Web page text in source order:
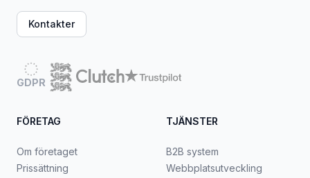
Kontakter
GDPR
FÖRETAG
Om företaget
Prissättning
TJÄNSTER
B2B system
Webbplatsutveckling